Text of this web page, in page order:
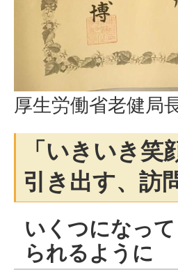
厚生労働省老健
「いきいき
引き出す、訪
いくつになっ
られるように